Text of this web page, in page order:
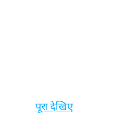
पूरा देखिए